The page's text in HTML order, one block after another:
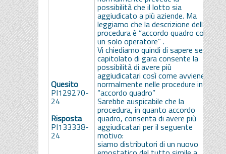
Quesito
PI129270-
24
Risposta
PI133338-
24
possibilità che il lotto sia
aggiudicato a più aziende. Ma
leggiamo che la descrizione della
procedura è “accordo quadro con
un solo operatore” .
Vi chiediamo quindi di sapere se il
capitolato di gara consente la
possibilità di avere più
aggiudicatari così come avviene
normalmente nelle procedure in
“accordo quadro”
Sarebbe auspicabile che la
procedura, in quanto accordo
quadro, consenta di avere più
aggiudicatari per il seguente
motivo:
siamo distributori di un nuovo